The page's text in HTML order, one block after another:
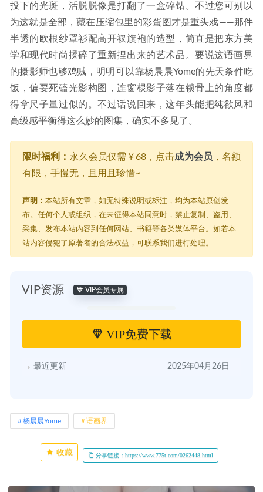
投下的光斑，活脱脱像是打翻了一盒碎钻。不过您可别以
为这就是全部，藏在压缩包里的彩蛋图才是重头戏——那件
半透的欧根纱罩衫配高开衩旗袍的造型，简直是把东方美
学和现代时尚揉碎了重新捏出来的艺术品。要说这语画界
的摄影师也够鸡贼，明明可以靠杨晨晨Yome的先天条件吃
饭，偏要死磕光影构图，连窗棂影子落在锁骨上的角度都
得拿尺子量过似的。不过话说回来，这年头能把纯欲风和
高级感平衡得这么妙的图集，确实不多见了。
限时福利： 永久会员仅需￥68，点击成为会员 ，名额
有限，手慢无，且用且珍惜~
声明： 本站所有文章，如无特殊说明或标注，均为本站原创发
布。任何个人或组织，在未征得本站同意时，禁止复制、盗用、
采集、发布本站内容到任何网站、书籍等各类媒体平台。如若本
站内容侵犯了原著者的合法权益，可联系我们进行处理。
VIP资源 VIP会员专属
VIP免费下载
最近更新 2025年04月26日
杨晨晨Yome 语画界
收藏 分享链接：https://www.775t.com/0262448.html